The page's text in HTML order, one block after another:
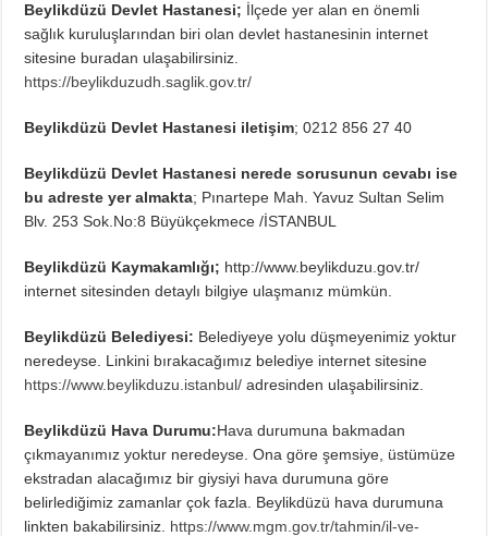
Beylikdüzü Devlet Hastanesi; İlçede yer alan en önemli
sağlık kuruluşlarından biri olan devlet hastanesinin internet
sitesine buradan ulaşabilirsiniz.
https://beylikduzudh.saglik.gov.tr/
Beylikdüzü Devlet Hastanesi iletişim; 0212 856 27 40
Beylikdüzü Devlet Hastanesi nerede sorusunun cevabı ise
bu adreste yer almakta; Pınartepe Mah. Yavuz Sultan Selim
Blv. 253 Sok.No:8 Büyükçekmece /İSTANBUL
Beylikdüzü Kaymakamlığı; http://www.beylikduzu.gov.tr/
internet sitesinden detaylı bilgiye ulaşmanız mümkün.
Beylikdüzü Belediyesi: Belediyeye yolu düşmeyenimiz yoktur
neredeyse. Linkini bırakacağımız belediye internet sitesine
https://www.beylikduzu.istanbul/ adresinden ulaşabilirsiniz.
Beylikdüzü Hava Durumu:Hava durumuna bakmadan
çıkmayanımız yoktur neredeyse. Ona göre şemsiye, üstümüze
ekstradan alacağımız bir giysiyi hava durumuna göre
belirlediğimiz zamanlar çok fazla. Beylikdüzü hava durumuna
linkten bakabilirsiniz. https://www.mgm.gov.tr/tahmin/il-ve-